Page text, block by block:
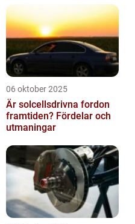
06 oktober 2025
Är solcellsdrivna fordon
framtiden? Fördelar och
utmaningar